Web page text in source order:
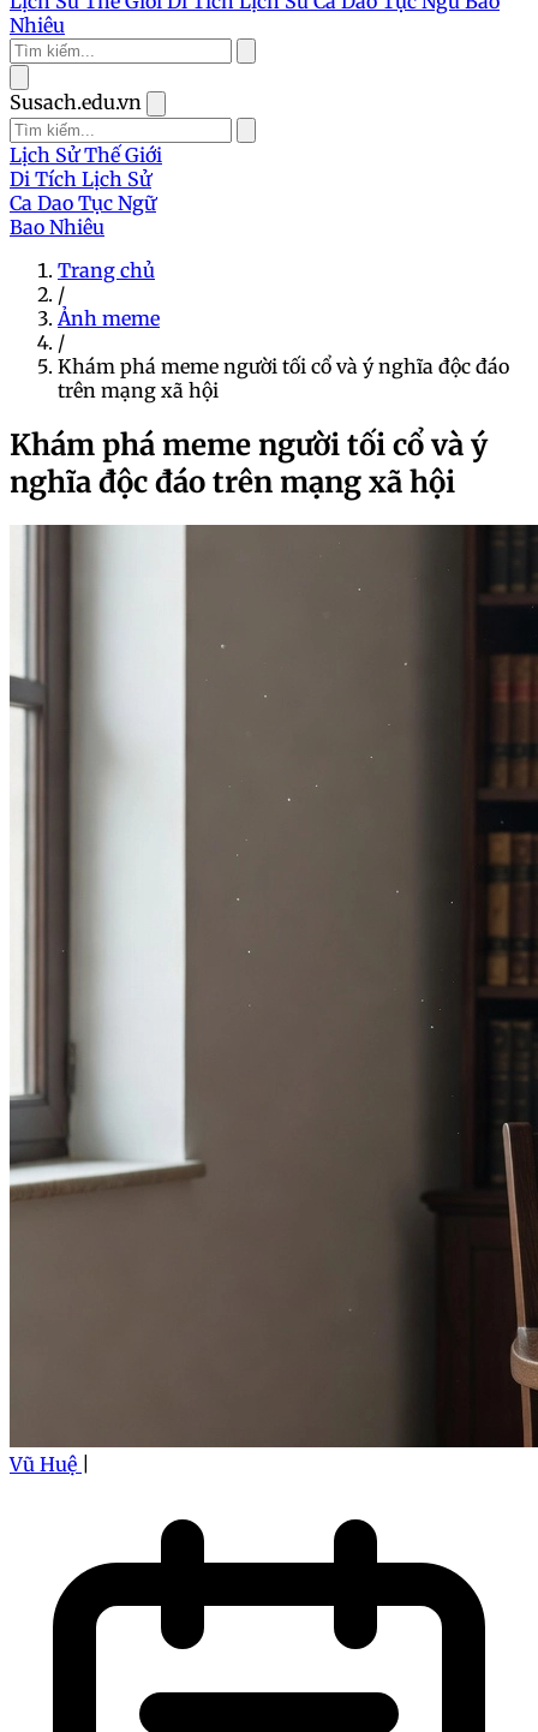
Nhiêu
Susach.edu.vn
Lịch Sử Thế Giới
Di Tích Lịch Sử
Ca Dao Tục Ngữ
Bao Nhiêu
Trang chủ
/
Ảnh meme
/
Khám phá meme người tối cổ và ý nghĩa độc đáo
trên mạng xã hội
Khám phá meme người tối cổ và ý
nghĩa độc đáo trên mạng xã hội
Vũ Huệ